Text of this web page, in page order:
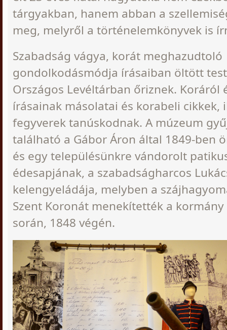
tárgyakban, hanem abban a
meg, melyről a történelemkönyvek is
Szabadság vágya, korát meghazudtoló
gondolkodásmódja írásaiban öltött
Országos Levéltárban őriznek. Koráról
írásainak másolatai és korabeli cikkek,
fegyverek tanúskodnak. A múzeum
található a Gábor Áron által 1849-ben
és egy településünkre vándorolt
édesapjának, a szabadságharcos
kelengyeládája, melyben a
Szent Koronát menekítették a
során, 1848 végén.